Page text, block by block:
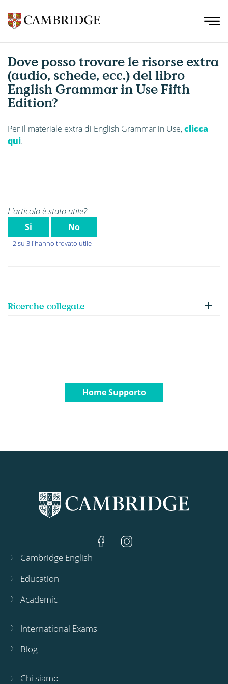
Dove posso trovare le risorse extra
(audio, schede, ecc.) del libro
English Grammar in Use Fifth
Edition?
Per il materiale extra di English Grammar in Use,clicca
qui.
L'articolo è stato utile?
Si No
2 su 3 l'hanno trovato utile
Ricerche collegate
Home Supporto
Cambridge English
Education
Academic
International Exams
Blog
Chi siamo